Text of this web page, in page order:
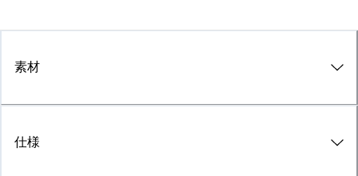
素材
仕様